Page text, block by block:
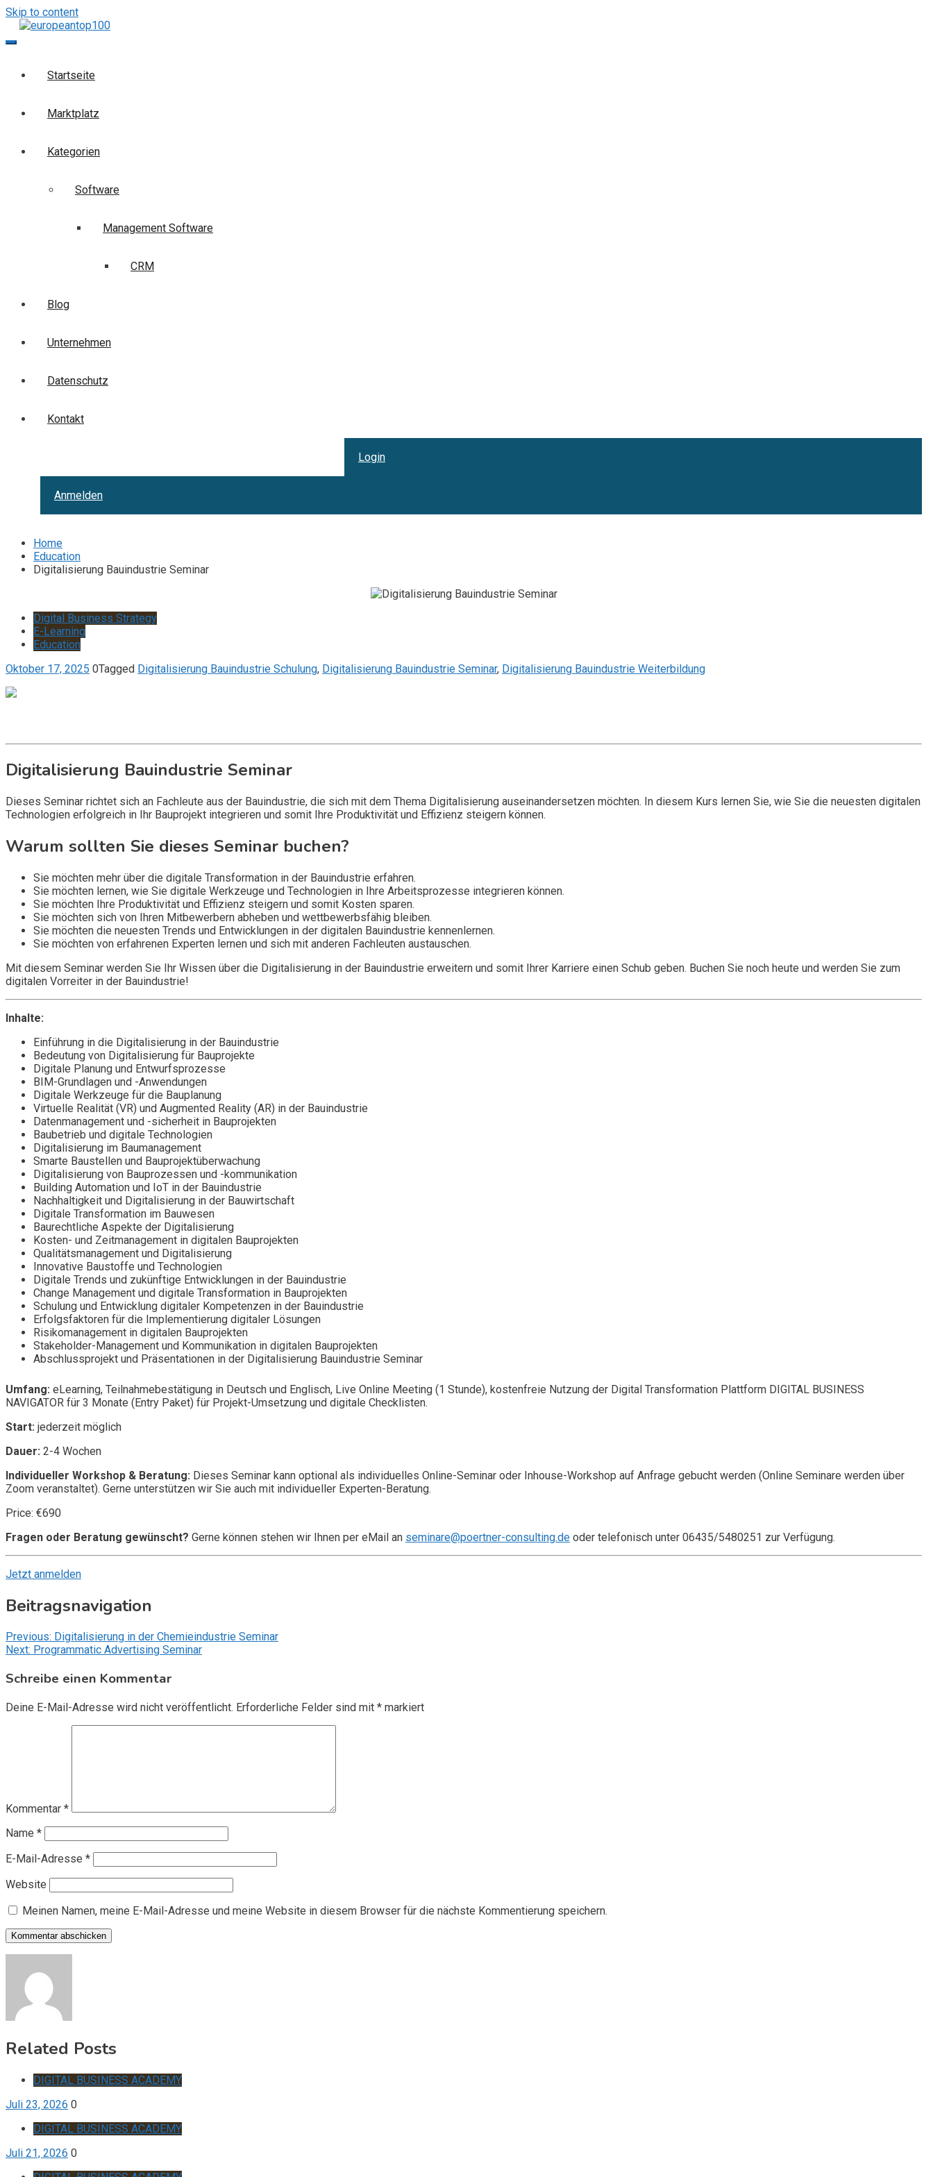
Skip to content
Startseite
Marktplatz
Kategorien
Software
Management Software
CRM
Blog
Unternehmen
Datenschutz
Kontakt
Login
Anmelden
Home
Education
Digitalisierung Bauindustrie Seminar
Digital Business Strategy
E-Learning
Education
Oktober 17, 2025 0Tagged Digitalisierung Bauindustrie Schulung, Digitalisierung Bauindustrie Seminar, Digitalisierung Bauindustrie Weiterbildung
Digitalisierung Bauindustrie Seminar
Dieses Seminar richtet sich an Fachleute aus der Bauindustrie, die sich mit dem Thema Digitalisierung auseinandersetzen möchten. In diesem Kurs lernen Sie, wie Sie die neuesten digitalen
Technologien erfolgreich in Ihr Bauprojekt integrieren und somit Ihre Produktivität und Effizienz steigern können.
Warum sollten Sie dieses Seminar buchen?
Sie möchten mehr über die digitale Transformation in der Bauindustrie erfahren.
Sie möchten lernen, wie Sie digitale Werkzeuge und Technologien in Ihre Arbeitsprozesse integrieren können.
Sie möchten Ihre Produktivität und Effizienz steigern und somit Kosten sparen.
Sie möchten sich von Ihren Mitbewerbern abheben und wettbewerbsfähig bleiben.
Sie möchten die neuesten Trends und Entwicklungen in der digitalen Bauindustrie kennenlernen.
Sie möchten von erfahrenen Experten lernen und sich mit anderen Fachleuten austauschen.
Mit diesem Seminar werden Sie Ihr Wissen über die Digitalisierung in der Bauindustrie erweitern und somit Ihrer Karriere einen Schub geben. Buchen Sie noch heute und werden Sie zum
digitalen Vorreiter in der Bauindustrie!
Inhalte:
Einführung in die Digitalisierung in der Bauindustrie
Bedeutung von Digitalisierung für Bauprojekte
Digitale Planung und Entwurfsprozesse
BIM-Grundlagen und -Anwendungen
Digitale Werkzeuge für die Bauplanung
Virtuelle Realität (VR) und Augmented Reality (AR) in der Bauindustrie
Datenmanagement und -sicherheit in Bauprojekten
Baubetrieb und digitale Technologien
Digitalisierung im Baumanagement
Smarte Baustellen und Bauprojektüberwachung
Digitalisierung von Bauprozessen und -kommunikation
Building Automation und IoT in der Bauindustrie
Nachhaltigkeit und Digitalisierung in der Bauwirtschaft
Digitale Transformation im Bauwesen
Baurechtliche Aspekte der Digitalisierung
Kosten- und Zeitmanagement in digitalen Bauprojekten
Qualitätsmanagement und Digitalisierung
Innovative Baustoffe und Technologien
Digitale Trends und zukünftige Entwicklungen in der Bauindustrie
Change Management und digitale Transformation in Bauprojekten
Schulung und Entwicklung digitaler Kompetenzen in der Bauindustrie
Erfolgsfaktoren für die Implementierung digitaler Lösungen
Risikomanagement in digitalen Bauprojekten
Stakeholder-Management und Kommunikation in digitalen Bauprojekten
Abschlussprojekt und Präsentationen in der Digitalisierung Bauindustrie Seminar
Umfang: eLearning, Teilnahmebestätigung in Deutsch und Englisch, Live Online Meeting (1 Stunde), kostenfreie Nutzung der Digital Transformation Plattform DIGITAL BUSINESS
NAVIGATOR für 3 Monate (Entry Paket) für Projekt-Umsetzung und digitale Checklisten.
Start: jederzeit möglich
Dauer: 2-4 Wochen
Individueller Workshop & Beratung: Dieses Seminar kann optional als individuelles Online-Seminar oder Inhouse-Workshop auf Anfrage gebucht werden (Online Seminare werden über
Zoom veranstaltet). Gerne unterstützen wir Sie auch mit individueller Experten-Beratung.
Price: €690
Fragen oder Beratung gewünscht? Gerne können stehen wir Ihnen per eMail an seminare@poertner-consulting.de oder telefonisch unter 06435/5480251 zur Verfügung.
Jetzt anmelden
Beitragsnavigation
Previous: Digitalisierung in der Chemieindustrie Seminar
Next: Programmatic Advertising Seminar
Schreibe einen Kommentar
Deine E-Mail-Adresse wird nicht veröffentlicht. Erforderliche Felder sind mit * markiert
Kommentar *
Name *
E-Mail-Adresse *
Website
Meinen Namen, meine E-Mail-Adresse und meine Website in diesem Browser für die nächste Kommentierung speichern.
Related Posts
DIGITAL BUSINESS ACADEMY
Juli 23, 2026 0
DIGITAL BUSINESS ACADEMY
Juli 21, 2026 0